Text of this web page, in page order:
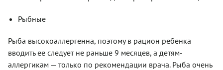
Рыбные
Рыба высокоаллергенна, поэтому в рацион ребенка
вводить ее следует не раньше 9 месяцев, а детям-
аллергикам — только по рекомендации врача. Рыба очень